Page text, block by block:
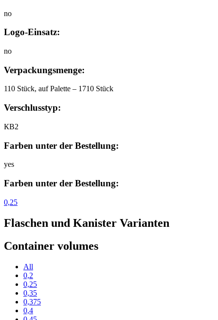
no
Logo-Einsatz:
no
Verpackungsmenge:
110 Stück, auf Palette – 1710 Stück
Verschlusstyp:
КB2
Farben unter der Bestellung:
yes
Farben unter der Bestellung:
0,25
Flaschen und Kanister Varianten
Container volumes
All
0,2
0,25
0,35
0,375
0,4